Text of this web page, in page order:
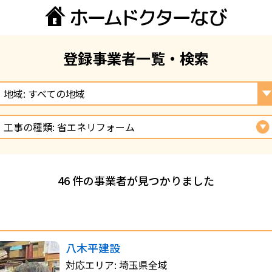
登録事業者一覧・検索
地域: すべての地域
工事の種類: 省エネリフォーム
46 件の事業者が見つかりました
八木平建設
対応エリア: 埼玉県全域